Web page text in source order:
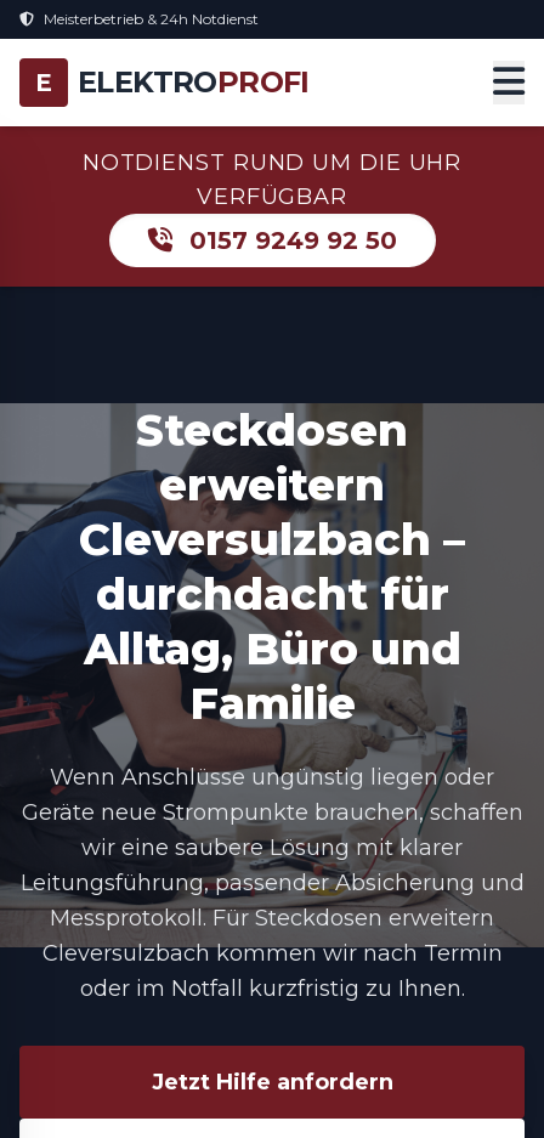
Meisterbetrieb & 24h Notdienst
E ELEKTROPROFI
NOTDIENST RUND UM DIE UHR
VERFÜGBAR
0157 9249 92 50
Steckdosen
erweitern
Cleversulzbach –
durchdacht für
Alltag, Büro und
Familie
Wenn Anschlüsse ungünstig liegen oder
Geräte neue Strompunkte brauchen, schaffen
wir eine saubere Lösung mit klarer
Leitungsführung, passender Absicherung und
Messprotokoll. Für Steckdosen erweitern
Cleversulzbach kommen wir nach Termin
oder im Notfall kurzfristig zu Ihnen.
Jetzt Hilfe anfordern